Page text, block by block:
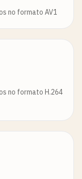
no formato AV1
no formato H.264